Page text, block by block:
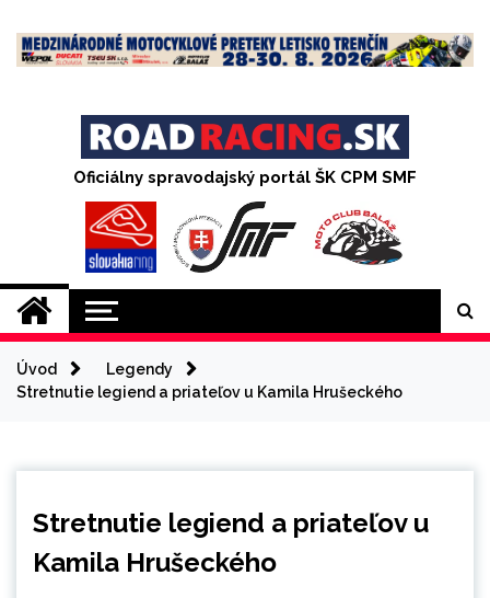
content
Oficiálny spravodajský portál ŠK CPM SMF
Úvod
Legendy
Stretnutie legiend a priateľov u Kamila Hrušeckého
Stretnutie legiend a priateľov u
Kamila Hrušeckého